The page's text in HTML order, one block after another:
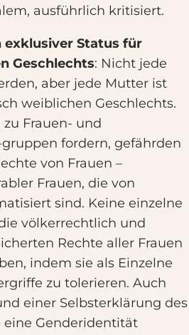
ausführlich kritisiert.
Status für
Geschlechts: Nicht jede
aber jede Mutter ist
weiblichen Geschlechts.
Frauen- und
fordern, gefährden
von Frauen –
Frauen, die von
sind. Keine einzelne
völkerrechtlich und
Rechte aller Frauen
indem sie als Einzelne
zu tolerieren. Auch
einer Selbsterklärung des
eine Genderidentität